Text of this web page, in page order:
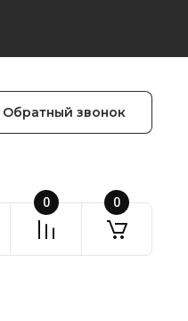
Обратный звонок
0 0